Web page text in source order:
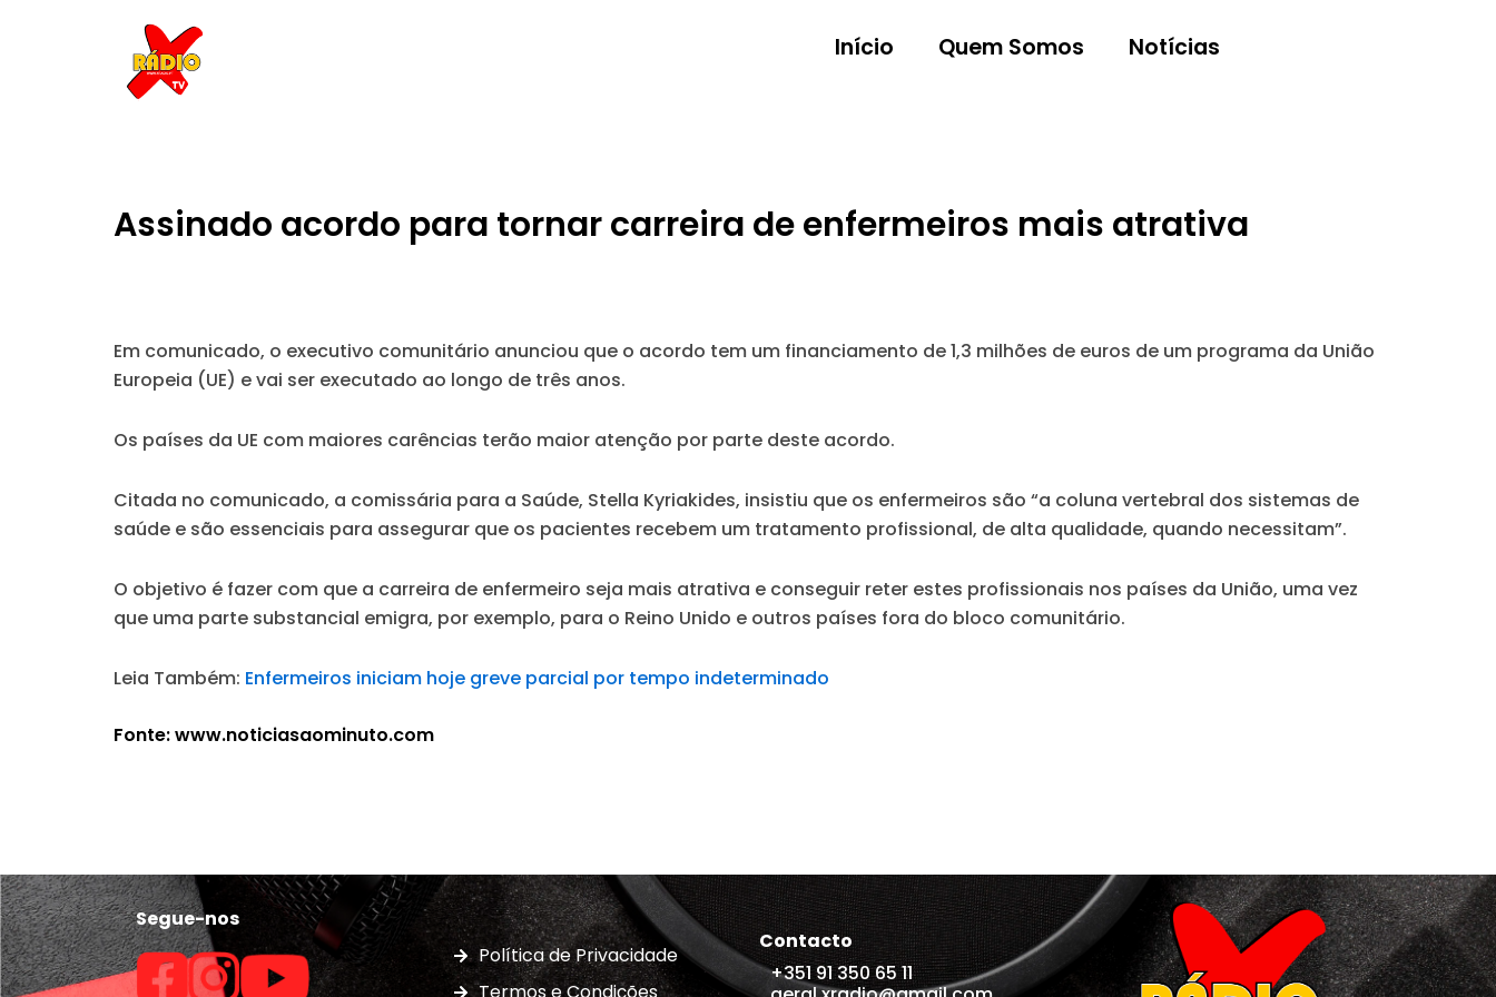
Início Quem Somos Notícias
Assinado acordo para tornar carreira de enfermeiros mais atrativa
Em comunicado, o executivo comunitário anunciou que o acordo tem um financiamento de 1,3 milhões de euros de um programa da União
Europeia (UE) e vai ser executado ao longo de três anos.
Os países da UE com maiores carências terão maior atenção por parte deste acordo.
Citada no comunicado, a comissária para a Saúde, Stella Kyriakides, insistiu que os enfermeiros são “a coluna vertebral dos sistemas de
saúde e são essenciais para assegurar que os pacientes recebem um tratamento profissional, de alta qualidade, quando necessitam”.
O objetivo é fazer com que a carreira de enfermeiro seja mais atrativa e conseguir reter estes profissionais nos países da União, uma vez
que uma parte substancial emigra, por exemplo, para o Reino Unido e outros países fora do bloco comunitário.
Leia Também: Enfermeiros iniciam hoje greve parcial por tempo indeterminado
Fonte: www.noticiasaominuto.com
Segue-nos
Política de Privacidade
Contacto
+351 91 350 65 11